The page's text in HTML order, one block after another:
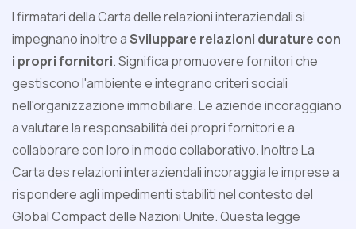
I firmatari della Carta delle relazioni interaziendali si
impegnano inoltre aSviluppare relazioni durature con
i propri fornitori. Significa promuovere fornitori che
gestiscono l'ambiente e integrano criteri sociali
nell'organizzazione immobiliare. Le aziende incoraggiano
a valutare la responsabilità dei propri fornitori e a
collaborare con loro in modo collaborativo. Inoltre La
Carta des relazioni interaziendali incoraggia le imprese a
rispondere agli impedimenti stabiliti nel contesto del
Global Compact delle Nazioni Unite. Questa legge